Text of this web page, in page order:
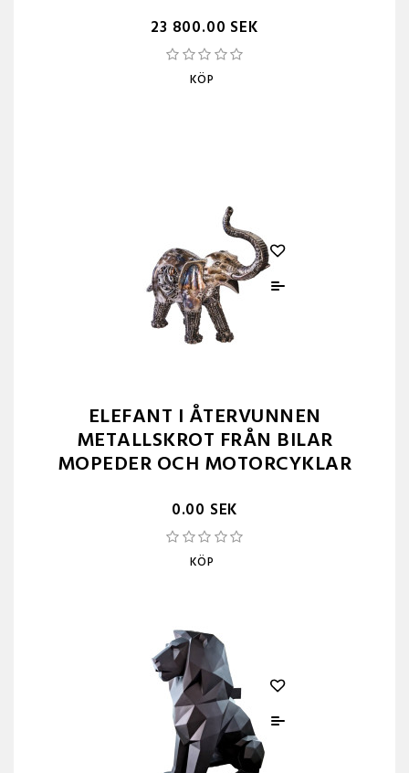
23 800.00 SEK
KÖP
ELEFANT I ÅTERVUNNEN
METALLSKROT FRÅN BILAR
MOPEDER OCH MOTORCYKLAR
0.00 SEK
KÖP